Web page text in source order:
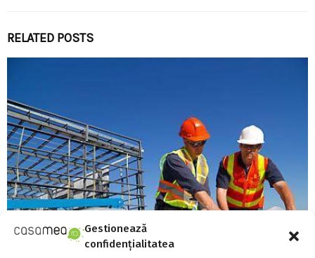
Gestionează
confidențialitatea
RELATED POSTS